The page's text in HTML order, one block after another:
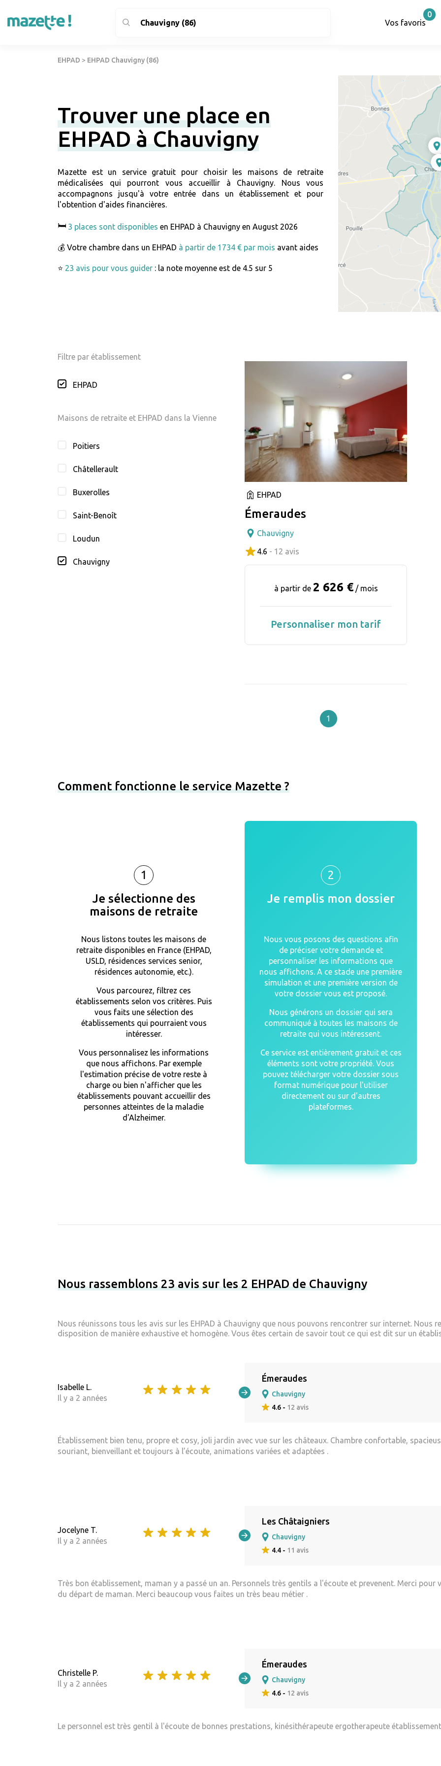
Vos favoris
0
EHPAD > EHPAD Chauvigny (86)
Trouver une place en
EHPAD à Chauvigny
Mazette est un service gratuit pour choisir les maisons de retraite
médicalisées qui pourront vous accueillir à Chauvigny. Nous vous
accompagnons jusqu'à votre entrée dans un établissement et pour
l'obtention d'aides financières.
🛏️ 3 places sont disponibles en EHPAD à Chauvigny en August 2026
💰 Votre chambre dans un EHPAD à partir de 1734 € par mois avant aides
⭐ 23 avis pour vous guider : la note moyenne est de 4.5 sur 5
Filtre par établissement
EHPAD
Maisons de retraite et EHPAD dans la Vienne
Poitiers
Châtellerault
Buxerolles
Saint-Benoît
Loudun
Chauvigny
EHPAD
Émeraudes
Chauvigny
4.6 - 12 avis
à partir de 2 626 € / mois
Personnaliser mon tarif
1
Comment fonctionne le service Mazette ?
1
Je sélectionne des
maisons de retraite
Nous listons toutes les maisons de
retraite disponibles en France (EHPAD,
USLD, résidences services senior,
résidences autonomie, etc.).
Vous parcourez, filtrez ces
établissements selon vos critères. Puis
vous faits une sélection des
établissements qui pourraient vous
intéresser.
Vous personnalisez les informations
que nous affichons. Par exemple
l'estimation précise de votre reste à
charge ou bien n'afficher que les
établissements pouvant accueillir des
personnes atteintes de la maladie
d'Alzheimer.
2
Je remplis mon dossier
Nous vous posons des questions afin
de préciser votre demande et
personnaliser les informations que
nous affichons. A ce stade une première
simulation et une première version de
votre dossier vous est proposé.
Nous générons un dossier qui sera
communiqué à toutes les maisons de
retraite qui vous intéressent.
Ce service est entièrement gratuit et ces
éléments sont votre propriété. Vous
pouvez télécharger votre dossier sous
format numérique pour l'utiliser
directement ou sur d'autres
plateformes.
Nous rassemblons 23 avis sur les 2 EHPAD de Chauvigny
Nous réunissons tous les avis sur les EHPAD à Chauvigny que nous pouvons rencontrer sur internet.
disposition de manière exhaustive et homogène. Vous êtes certain de savoir tout ce qui est dit sur un
Isabelle L.
Il y a 2 années
Émeraudes
Chauvigny
4.6 - 12 avis
Établissement bien tenu, propre et cosy, joli jardin avec vue sur les châteaux. Chambre confortable,
souriant, bienveillant et toujours à l’écoute, animations variées et adaptées .
Jocelyne T.
Il y a 2 années
Les Châtaigniers
Chauvigny
4.4 - 11 avis
Très bon établissement, maman y a passé un an. Personnels très gentils a l'écoute et prevenent. Merci
du départ de maman. Merci beaucoup vous faites un très beau métier .
Christelle P.
Il y a 2 années
Émeraudes
Chauvigny
4.6 - 12 avis
Le personnel est très gentil à l'écoute de bonnes prestations, kinésithérapeute ergotherapeute